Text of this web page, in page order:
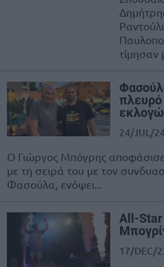
τίμησαν
πλευρό
24/JUL/
Ο Γιώργος Μπόγρης
με τη σειρά του με τον
Φασούλα, ενόψει...
All-Star
17/DEC/